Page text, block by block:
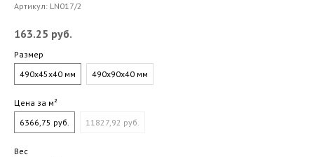
Артикул: LN017/2
163.25 руб.
Размер
490x45x40 мм
490x90x40 мм
Цена за м²
6366,75 руб.
11827,92 руб.
Вес